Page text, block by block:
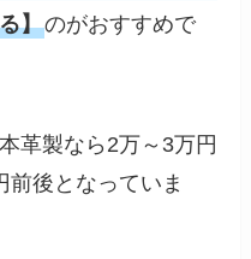
】のがおすすめで
革製なら2万～3万円
前後となっていま